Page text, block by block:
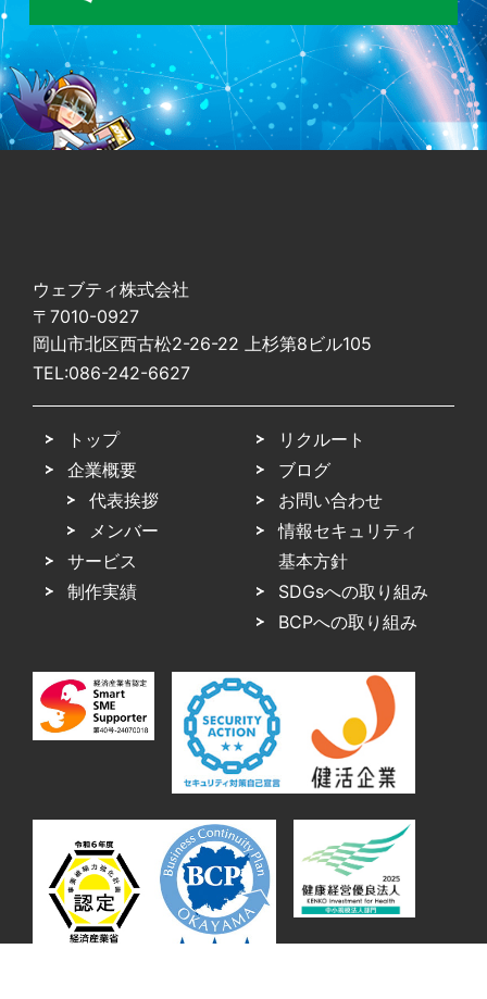
ウェブティ株式会社
〒7010-0927
岡山市北区西古松2-26-22 上杉第8ビル105
TEL:086-242-6627
トップ
企業概要
代表挨拶
メンバー
サービス
制作実績
リクルート
ブログ
お問い合わせ
情報セキュリティ
基本方針
SDGsへの取り組み
BCPへの取り組み